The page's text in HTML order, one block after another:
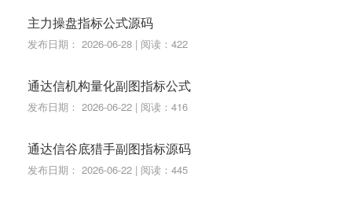
主力操盘指标公式源码
发布日期： 2026-06-28 | 阅读：422
通达信机构量化副图指标公式
发布日期： 2026-06-22 | 阅读：416
通达信谷底猎手副图指标源码
发布日期： 2026-06-22 | 阅读：445